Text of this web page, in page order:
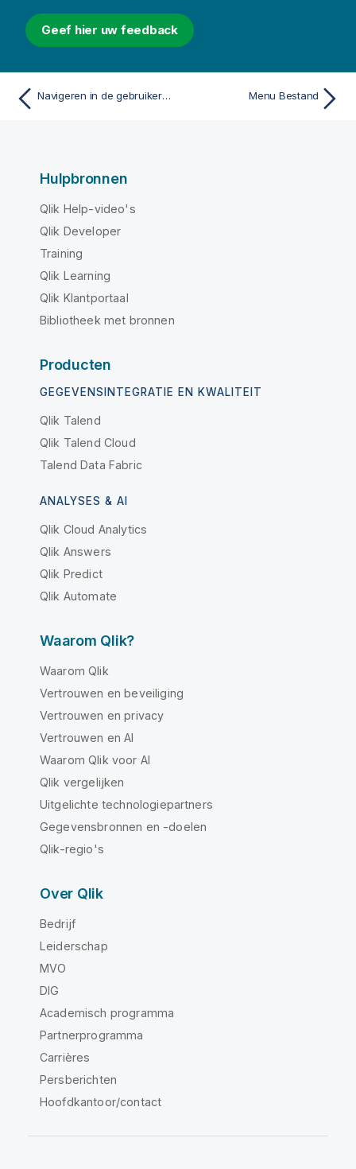
Geef hier uw feedback
Navigeren in de gebruikersinterface Menu Bestand
Hulpbronnen
Qlik Help-video's
Qlik Developer
Training
Qlik Learning
Qlik Klantportaal
Bibliotheek met bronnen
Producten
GEGEVENSINTEGRATIE EN KWALITEIT
Qlik Talend
Qlik Talend Cloud
Talend Data Fabric
ANALYSES & AI
Qlik Cloud Analytics
Qlik Answers
Qlik Predict
Qlik Automate
Waarom Qlik?
Waarom Qlik
Vertrouwen en beveiliging
Vertrouwen en privacy
Vertrouwen en AI
Waarom Qlik voor AI
Qlik vergelijken
Uitgelichte technologiepartners
Gegevensbronnen en -doelen
Qlik-regio's
Over Qlik
Bedrijf
Leiderschap
MVO
DIG
Academisch programma
Partnerprogramma
Carrières
Persberichten
Hoofdkantoor/contact